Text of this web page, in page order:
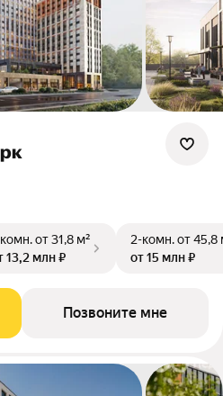
от 31,8 м²
13,2 млн ₽
2-комн.от 45,8
от 15 млн ₽
Позвоните мне